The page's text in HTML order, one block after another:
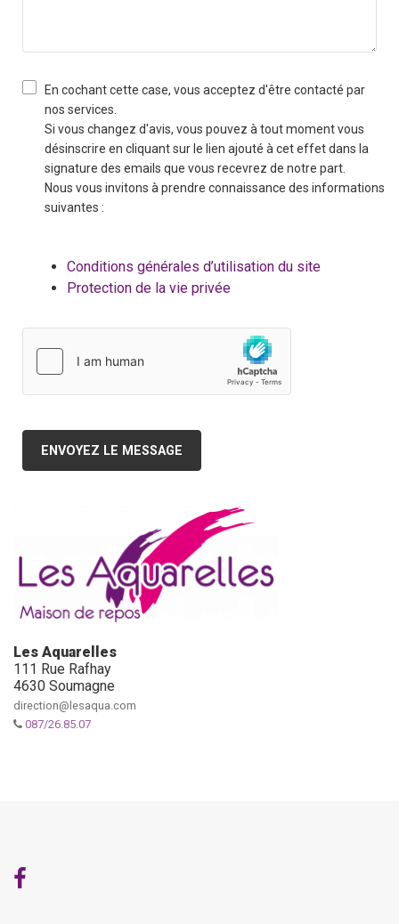
En cochant cette case, vous acceptez d'être contacté par
nos services.
Si vous changez d'avis, vous pouvez à tout moment vous
désinscrire en cliquant sur le lien ajouté à cet effet dans la
signature des emails que vous recevrez de notre part.
Nous vous invitons à prendre connaissance des informations
suivantes :
Conditions générales d’utilisation du site
Protection de la vie privée
ENVOYEZ LE MESSAGE
Les Aquarelles
111 Rue Rafhay
4630 Soumagne
direction@lesaqua.com
087/26.85.07